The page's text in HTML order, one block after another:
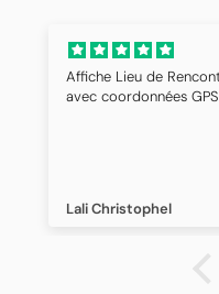
Affiche Lieu de
avec coordonnées GPS
Lali Christophel